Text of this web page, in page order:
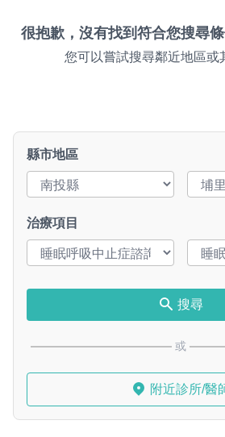
很抱歉，沒有找到符合您搜尋條
您可以嘗試搜尋鄰近地區或
縣市地區
治療項目
搜尋
或
附近診所/醫